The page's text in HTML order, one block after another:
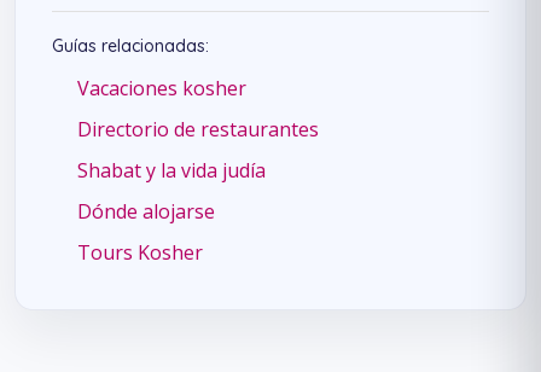
Guías relacionadas:
Vacaciones kosher
Directorio de restaurantes
Shabat y la vida judía
Dónde alojarse
Tours Kosher